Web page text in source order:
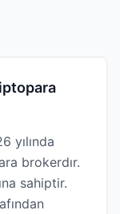
yılında
brokerdır.
sahiptir.